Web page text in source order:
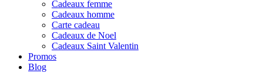
Cadeaux femme
Cadeaux homme
Carte cadeau
Cadeaux de Noel
Cadeaux Saint Valentin
Promos
Blog